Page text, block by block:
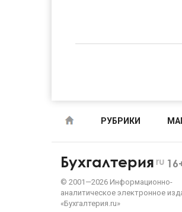
РУБРИКИ
Бухгалтерия ru
© 2001—2026 Информационно-
аналитическое электронное
«Бухгалтерия.ru»